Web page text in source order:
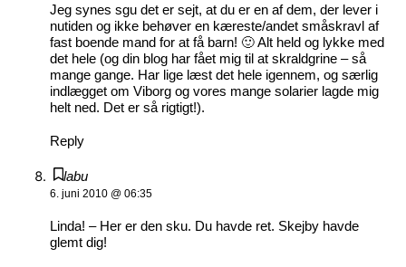
Jeg synes sgu det er sejt, at du er en af dem, der lever i
nutiden og ikke behøver en kæreste/andet småskravl af
fast boende mand for at få barn! 🙂 Alt held og lykke med
det hele (og din blog har fået mig til at skraldgrine – så
mange gange. Har lige læst det hele igennem, og særlig
indlægget om Viborg og vores mange solarier lagde mig
helt ned. Det er så rigtigt!).
Reply
labu
6. juni 2010 @ 06:35
Linda! – Her er den sku. Du havde ret. Skejby havde
glemt dig!